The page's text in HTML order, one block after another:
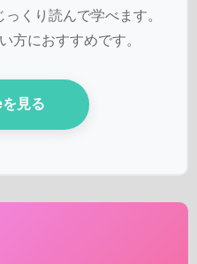
くり読んで学べます。
方におすすめです。
見る